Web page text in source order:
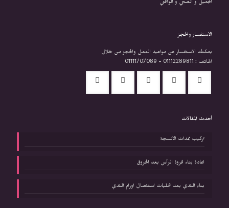
الجميل و الصحي و الواقعي
الاستفسار والحجز
يمكنك الاستفسار عن مواعيد العمل والحجز من خلال
الهاتف : 01112289811 - 01111707089
أحدث المقالات
تركيب ممدات الانسجة
اعادة بناء فروة الرأس بعد الحروق
بناء الثدي بعد عمليات استئصال اورام الثدي